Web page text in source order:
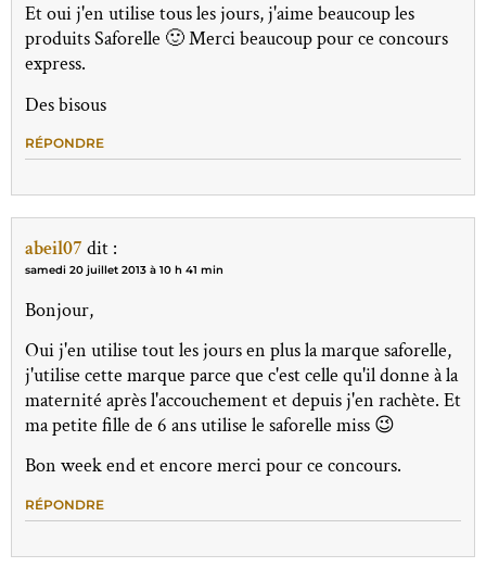
Et oui j'en utilise tous les jours, j'aime beaucoup les
produits Saforelle 🙂 Merci beaucoup pour ce concours
express.
Des bisous
RÉPONDRE
abeil07 dit :
samedi 20 juillet 2013 à 10 h 41 min
Bonjour,
Oui j'en utilise tout les jours en plus la marque saforelle,
j'utilise cette marque parce que c'est celle qu'il donne à la
maternité après l'accouchement et depuis j'en rachète. Et
ma petite fille de 6 ans utilise le saforelle miss 😉
Bon week end et encore merci pour ce concours.
RÉPONDRE